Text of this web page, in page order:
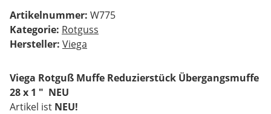
Artikelnummer: W775
Kategorie: Rotguss
Hersteller: Viega
Viega Rotguß Muffe Reduzierstück Übergangsmuffe
28 x 1 " NEU
Artikel ist NEU!